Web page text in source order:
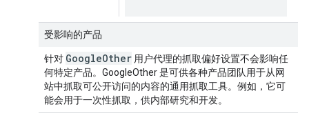
受影响的产品
针对 GoogleOther 用户代理的抓取偏好设置不会影响任
何特定产品。GoogleOther 是可供各种产品团队用于从网
站中抓取可公开访问的内容的通用抓取工具。例如，它可
能会用于一次性抓取，供内部研究和开发。